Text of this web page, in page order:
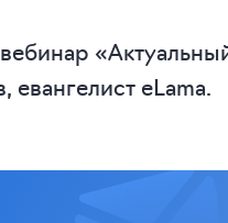
евангелист eLama.